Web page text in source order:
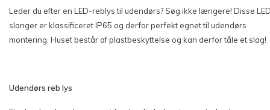
Leder du efter en LED-reblys til udendørs? Søg ikke længere! Disse
slanger er klassificeret IP65 og derfor perfekt egnet til udendørs
montering. Huset består af plastbeskyttelse og kan derfor tåle et slag!
Udendørs reb lys